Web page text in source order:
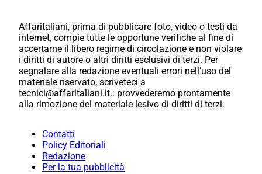
Affaritaliani, prima di pubblicare foto, video o testi da
internet, compie tutte le opportune verifiche al fine di
accertarne il libero regime di circolazione e non violare
i diritti di autore o altri diritti esclusivi di terzi. Per
segnalare alla redazione eventuali errori nell’uso del
materiale riservato, scriveteci a
tecnici@affaritaliani.it.: provvederemo prontamente
alla rimozione del materiale lesivo di diritti di terzi.
Contatti
Policy Editoriali
Redazione
Per la tua pubblicità